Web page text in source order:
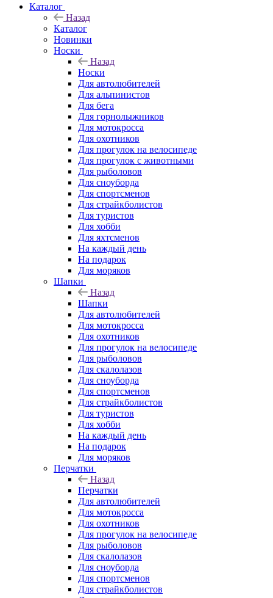
Каталог
Назад
Каталог
Новинки
Носки
Назад
Носки
Для автолюбителей
Для альпинистов
Для бега
Для горнолыжников
Для мотокросса
Для охотников
Для прогулок на велосипеде
Для прогулок с животными
Для рыболовов
Для сноуборда
Для спортсменов
Для страйкболистов
Для туристов
Для хобби
Для яхтсменов
На каждый день
На подарок
Для моряков
Шапки
Назад
Шапки
Для автолюбителей
Для мотокросса
Для охотников
Для прогулок на велосипеде
Для рыболовов
Для скалолазов
Для сноуборда
Для спортсменов
Для страйкболистов
Для туристов
Для хобби
На каждый день
На подарок
Для моряков
Перчатки
Назад
Перчатки
Для автолюбителей
Для мотокросса
Для охотников
Для прогулок на велосипеде
Для рыболовов
Для скалолазов
Для сноуборда
Для спортсменов
Для страйкболистов